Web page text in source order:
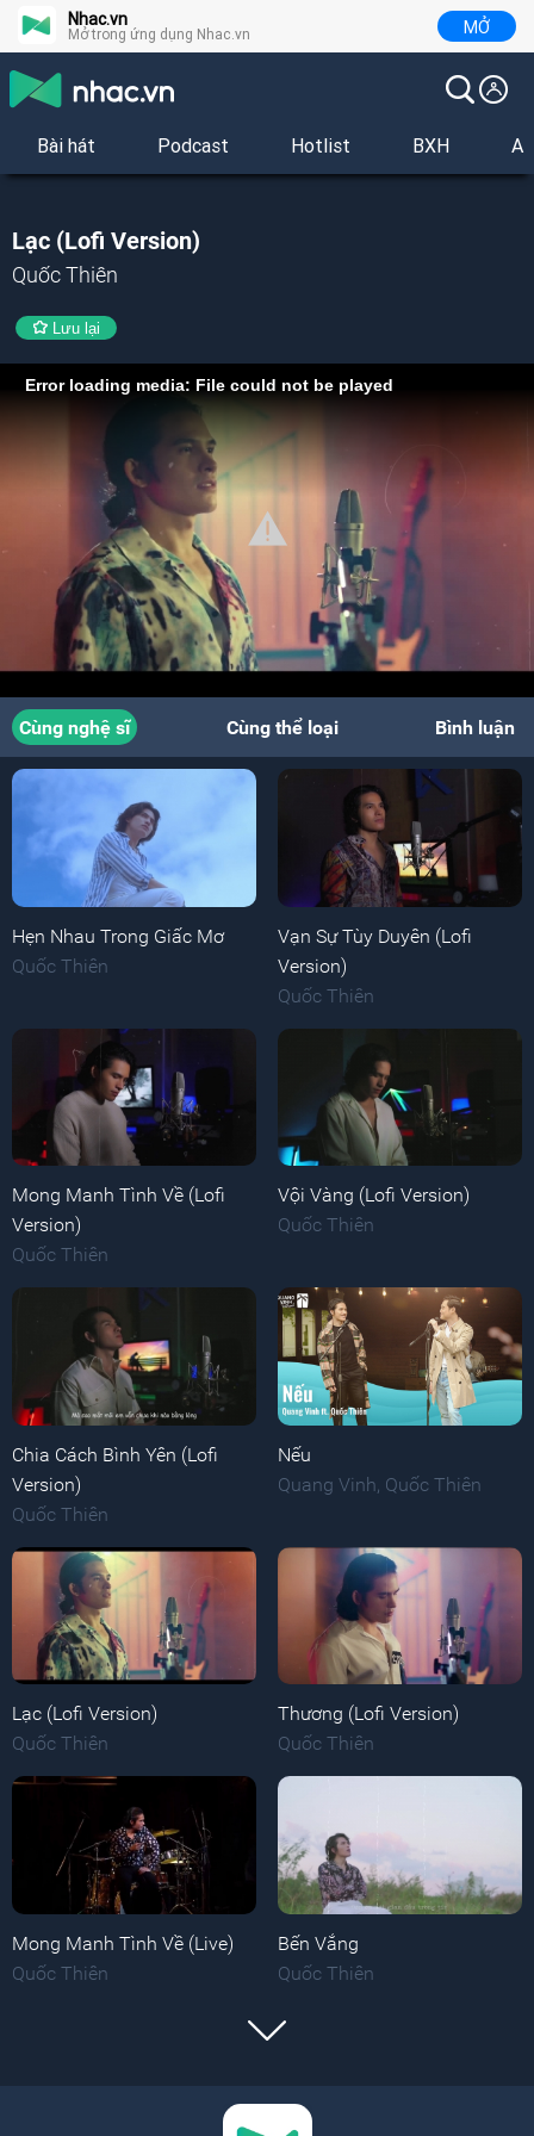
Nhac.vn
Mở trong ứng dụng Nhac.vn MỞ
Bài hát Podcast Hotlist BXH
Lạc (Lofi Version)
Quốc Thiên
Lưu lại
Error loading media: File could not be played
Cùng nghệ sĩ Cùng thể loại Bình luận
Hẹn Nhau Trong Giấc Mơ
Quốc Thiên
Vạn Sự Tùy Duyên (Lofi
Version)
Quốc Thiên
Mong Manh Tình Về (Lofi
Version)
Quốc Thiên
Vội Vàng (Lofi Version)
Quốc Thiên
Chia Cách Bình Yên (Lofi
Version)
Quốc Thiên
Nếu
Quang Vinh Quốc Thiên
Lạc (Lofi Version)
Quốc Thiên
Thương (Lofi Version)
Quốc Thiên
Mong Manh Tình Về (Live)
Quốc Thiên
Bến Vắng
Quốc Thiên